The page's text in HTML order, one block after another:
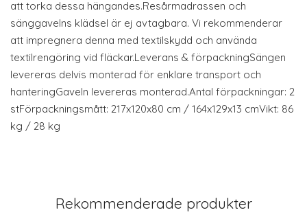
att torka dessa hängandes.Resårmadrassen och
sänggavelns klädsel är ej avtagbara. Vi rekommenderar
att impregnera denna med textilskydd och använda
textilrengöring vid fläckar.Leverans & förpackningSängen
levereras delvis monterad för enklare transport och
hanteringGaveln levereras monterad.Antal förpackningar: 2
stFörpackningsmått: 217x120x80 cm / 164x129x13 cmVikt: 86
kg / 28 kg
Rekommenderade produkter